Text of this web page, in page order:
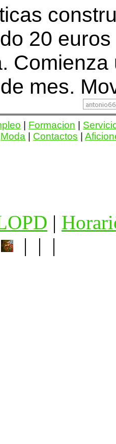
20
mes.
Formacion
Moda Contactos
|
| | |